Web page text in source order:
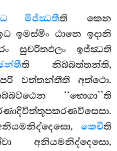
මිජ්ඣතීති කෙන
ඉමස්මිං ඨානෙ ඉදානි
සුචරිතඵලං ඉජ්ඣති
ති නිබ්බත්තන්ති,
වත්තන්තීති අත්ථො.
‘‘භොගා’’ති
කෙචීති
අනියමනිද්දෙසො,